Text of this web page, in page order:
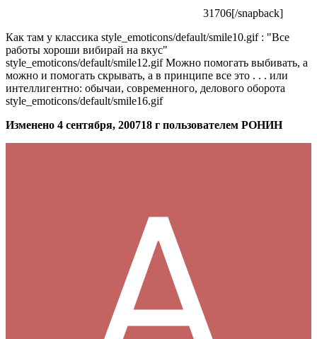
31706[/snapback]
Как там у классика style_emoticons/default/smile10.gif: "Все
работы хороши вибирай на вкус"
style_emoticons/default/smile12.gifМожно помогать выбивать, а
можно и помогать скрывать, а в принципе все это . . . или
интеллигентно: обычаи, современного, делового оборота
style_emoticons/default/smile16.gif
Изменено 4 сентября, 200718 г пользователем РОНИН